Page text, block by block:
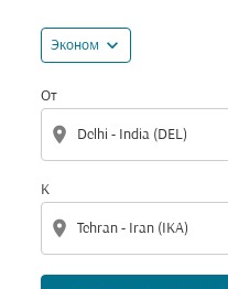
Эконом expand_more
От
location_on
К
location_on